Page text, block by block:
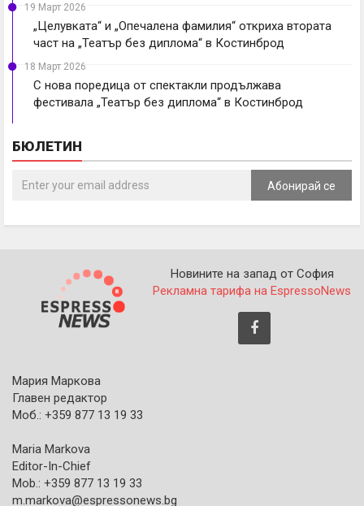
19 Март 2026
„Целувката“ и „Опечалена фамилия“ откриха втората
част на „Театър без диплома“ в Костинброд
18 Март 2026
С нова поредица от спектакли продължава
фестивала „Театър без диплома“ в Костинброд
БЮЛЕТИН
Абонирай се
Новините на запад от София
Рекламна тарифа на EspressoNews
Мария Маркова
Главен редактор
Моб.: +359 877 13 19 33
Maria Markova
Editor-In-Chief
Mob.: +359 877 13 19 33
m.markova@espressonews.bg